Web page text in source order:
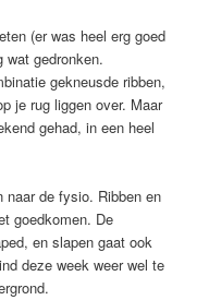
(er was heel erg goed
wat gedronken.
gekneusde ribben,
je rug liggen over. Maar
gehad, in een heel
naar de fysio. Ribben en
goedkomen. De
en slapen gaat ook
deze week weer wel te